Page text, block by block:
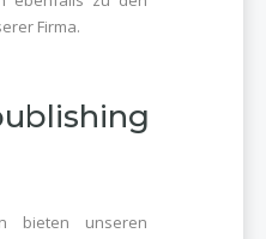
Firma.
bieten unseren